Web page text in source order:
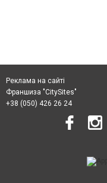
Реклама на сайті
Франшиза "CitySites"
+38 (050) 426 26 24